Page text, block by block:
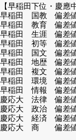
【早稲田下位・慶應
早稲田 国教 偏差
早稲田 教育 偏差
早稲田 生涯 偏差
早稲田 初等 偏差
早稲田 国文 偏差
早稲田 地歴 偏差
早稲田 複文 偏差
早稲田 環境 偏差
早稲田 情報 偏差
慶応大 法律 偏差値
慶応大 政治 偏差値
慶応大 経済 偏差
慶応大 商 偏差